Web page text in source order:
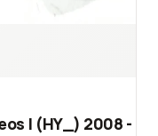
I (HY_) 2008 -